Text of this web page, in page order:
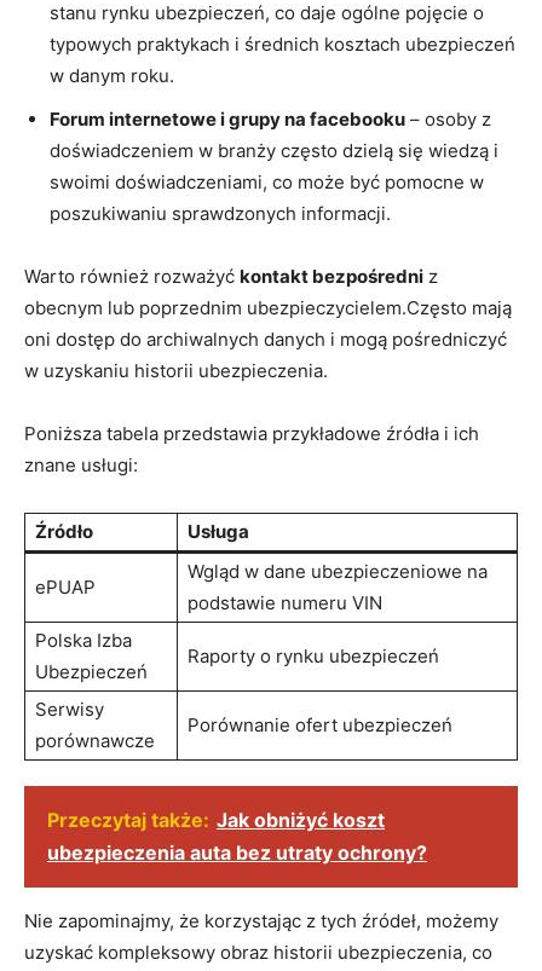
stanu rynku ubezpieczeń, co daje ogólne pojęcie o
typowych praktykach i średnich kosztach ubezpieczeń
w danym roku.
Forum internetowe i grupy na facebooku – osoby z
doświadczeniem w branży często dzielą się wiedzą i
swoimi doświadczeniami, co może być pomocne w
poszukiwaniu sprawdzonych informacji.
Warto również rozważyć kontakt bezpośredni z
obecnym lub poprzednim ubezpieczycielem.Często mają
oni dostęp do archiwalnych danych i mogą pośredniczyć
w uzyskaniu historii ubezpieczenia.
Poniższa tabela przedstawia przykładowe źródła i ich
znane usługi:
Źródło Usługa
ePUAP
Wgląd w dane ubezpieczeniowe na
podstawie numeru VIN
Polska Izba
Ubezpieczeń
Raporty o rynku ubezpieczeń
Serwisy
porównawcze
Porównanie ofert ubezpieczeń
Przeczytaj także: Jak obniżyć koszt
ubezpieczenia auta bez utraty ochrony?
Nie zapominajmy, że korzystając z tych źródeł, możemy
uzyskać kompleksowy obraz historii ubezpieczenia, co